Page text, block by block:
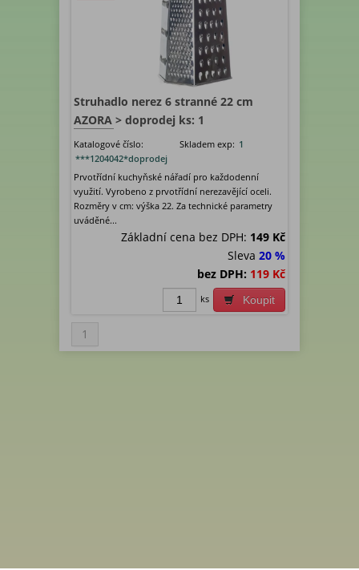
Struhadlo nerez 6 stranné 22 cm
AZORA > doprodej ks: 1
Katalogové číslo:
***1204042*doprodej
Skladem exp: 1
Prvotřídní kuchyňské nářadí pro každodenní
využití. Vyrobeno z prvotřídní nerezavějící oceli.
Rozměry v cm: výška 22. Za technické parametry
uváděné...
Základní cena bez DPH: 149 Kč
Sleva 20 %
bez DPH: 119 Kč
Koupit
ks
1